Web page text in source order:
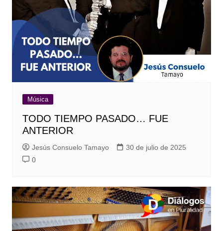
Música
TODO TIEMPO PASADO… FUE
ANTERIOR
Jesús Consuelo Tamayo
30 de julio de 2025
0